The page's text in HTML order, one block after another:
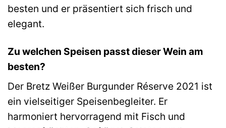
besten und er präsentiert sich frisch und
elegant.
Zu welchen Speisen passt dieser Wein am
besten?
Der Bretz Weißer Burgunder Réserve 2021 ist
ein vielseitiger Speisenbegleiter. Er
harmoniert hervorragend mit Fisch und